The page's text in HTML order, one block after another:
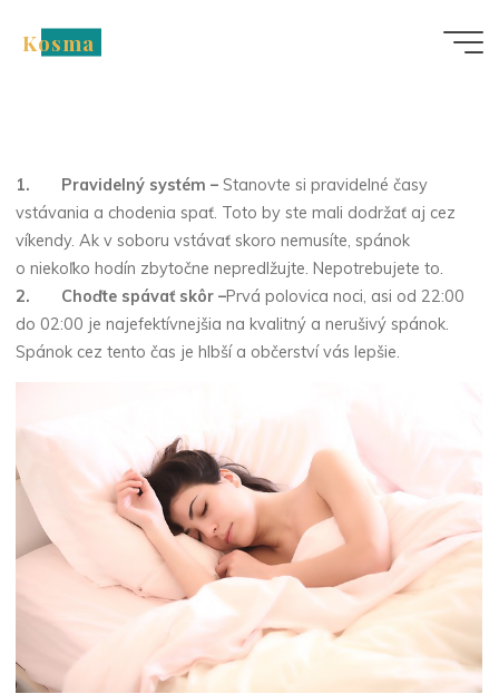
Kosma
1. Pravidelný systém –Stanovte si pravidelné časy
vstávania a chodenia spať. Toto by ste mali dodržať aj cez
víkendy. Ak v soboru vstávať skoro nemusíte, spánok
o niekoľko hodín zbytočne nepredlžujte. Nepotrebujete to.
2. Choďte spávať skôr –Prvá polovica noci, asi od 22:00
do 02:00 je najefektívnejšia na kvalitný a nerušivý spánok.
Spánok cez tento čas je hlbší a občerství vás lepšie.